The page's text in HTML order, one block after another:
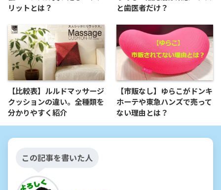
リットとは？
と歯医者だけ？
【比較表】ルルドマッサージ
クッションの違い。全種類を
分かりやすく紹介
【市販なし】ゆらこがドンキ
ホーテや東急ハンズで売って
ない理由とは？
この記事を書いた人